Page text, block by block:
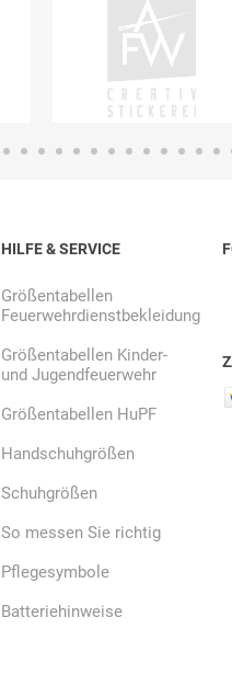
HILFE & SERVICE
Größentabellen
Feuerwehrdienstbekleidung
Größentabellen Kinder-
und Jugendfeuerwehr
Größentabellen HuPF
Handschuhgrößen
Schuhgrößen
So messen Sie richtig
Pflegesymbole
Batteriehinweise